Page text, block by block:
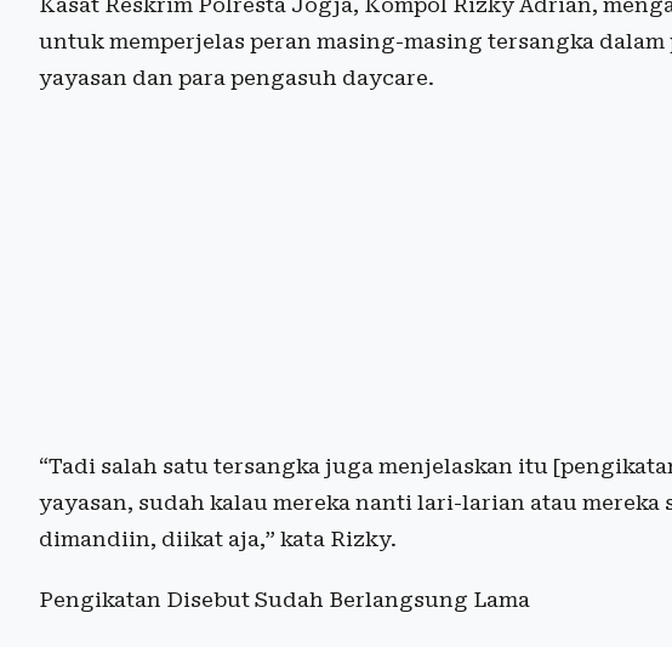
Kasat Reskrim Polresta Jogja, Kompol Rizky Adrian,
untuk memperjelas peran masing-masing tersangka
yayasan dan para pengasuh daycare.
“Tadi salah satu tersangka juga menjelaskan itu
yayasan, sudah kalau mereka nanti lari-larian atau
dimandiin, diikat aja,” kata Rizky.
Pengikatan Disebut Sudah Berlangsung Lama